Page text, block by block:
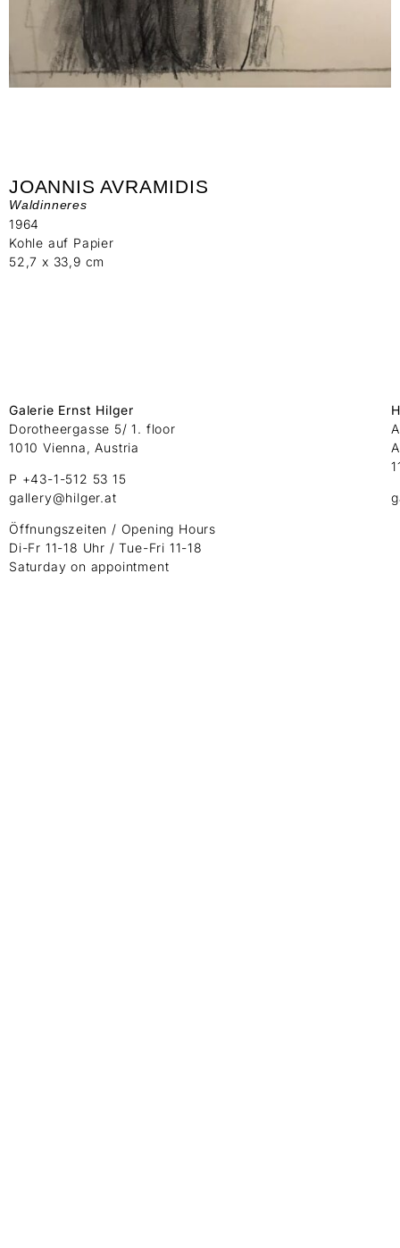
JOANNIS AVRAMIDIS
Waldinneres
1964
Kohle auf Papier
52,7 x 33,9 cm
Galerie Ernst Hilger
Dorotheergasse 5/ 1. floor
1010 Vienna, Austria
P +43-1-512 53 15
gallery@hilger.at
Öffnungszeiten / Opening Hours
Di-Fr 11-18 Uhr / Tue-Fri 11-18
Saturday on appointment